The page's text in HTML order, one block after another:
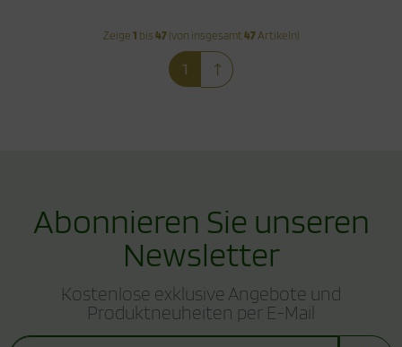
Zeige 1 bis 47(von insgesamt47Artikeln)
1
Abonnieren Sie unseren
Newsletter
Kostenlose exklusive Angebote und
Produktneuheiten per E-Mail